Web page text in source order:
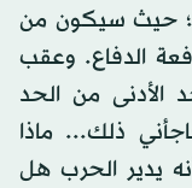
حيث سيكون من
الدفاع. وعقب
الأدنى من الحد
ذلك... ماذا
يدير الحرب هل